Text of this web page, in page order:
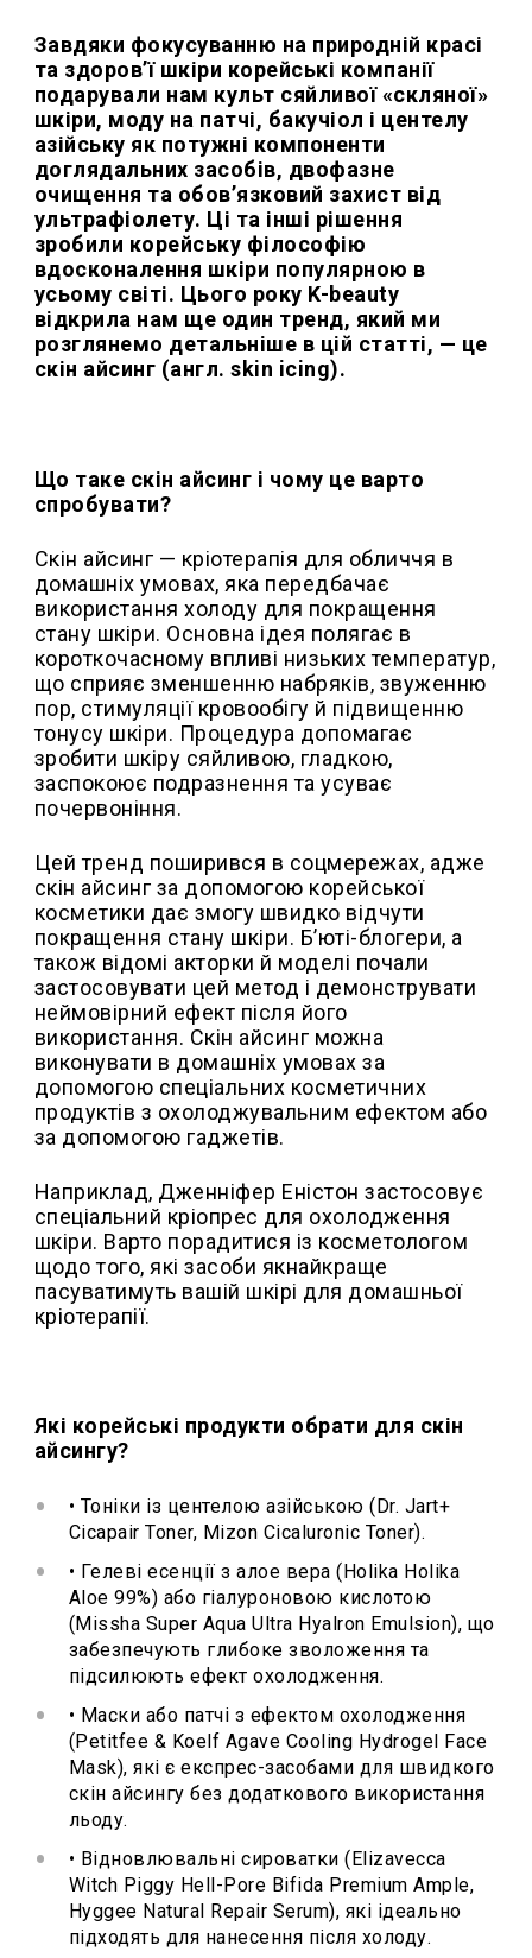
Завдяки фокусуванню на природній красі
та здоров’ї шкіри корейські компанії
подарували нам культ сяйливої «скляної»
шкіри, моду на патчі, бакучіол і центелу
азійську як потужні компоненти
доглядальних засобів, двофазне
очищення та обов’язковий захист від
ультрафіолету. Ці та інші рішення
зробили корейську філософію
вдосконалення шкіри популярною в
усьому світі. Цього року K-beauty
відкрила нам ще один тренд, який ми
розглянемо детальніше в цій статті, — це
скін айсинг (англ. skin icing).
Що таке скін айсинг і чому це варто
спробувати?
Скін айсинг — кріотерапія для обличчя в
домашніх умовах, яка передбачає
використання холоду для покращення
стану шкіри. Основна ідея полягає в
короткочасному впливі низьких температур,
що сприяє зменшенню набряків, звуженню
пор, стимуляції кровообігу й підвищенню
тонусу шкіри. Процедура допомагає
зробити шкіру сяйливою, гладкою,
заспокоює подразнення та усуває
почервоніння.
Цей тренд поширився в соцмережах, адже
скін айсинг за допомогою корейської
косметики дає змогу швидко відчути
покращення стану шкіри. Б’юті-блогери, а
також відомі акторки й моделі почали
застосовувати цей метод і демонструвати
неймовірний ефект після його
використання. Скін айсинг можна
виконувати в домашніх умовах за
допомогою спеціальних косметичних
продуктів з охолоджувальним ефектом або
за допомогою гаджетів.
Наприклад, Дженніфер Еністон застосовує
спеціальний кріопрес для охолодження
шкіри. Варто порадитися із косметологом
щодо того, які засоби якнайкраще
пасуватимуть вашій шкірі для домашньої
кріотерапії.
Які корейські продукти обрати для скін
айсингу?
• Тоніки із центелою азійською (Dr. Jart+
Cicapair Toner, Mizon Cicaluronic Toner).
• Гелеві есенції з алое вера (Holika Holika
Aloe 99%) або гіалуроновою кислотою
(Missha Super Aqua Ultra Hyalron Emulsion), що
забезпечують глибоке зволоження та
підсилюють ефект охолодження.
• Маски або патчі з ефектом охолодження
(Petitfee & Koelf Agave Cooling Hydrogel Face
Mask), які є експрес-засобами для швидкого
скін айсингу без додаткового використання
льоду.
• Відновлювальні сироватки (Elizavecca
Witch Piggy Hell-Pore Bifida Premium Ample,
Hyggee Natural Repair Serum), які ідеально
підходять для нанесення після холоду.